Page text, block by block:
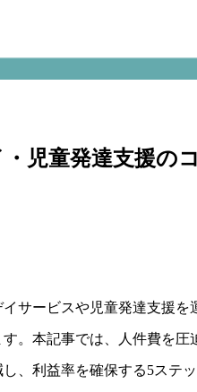
児童発達支援の
イサービスや児童発達支援
。本記事では、人件費を
、利益率を確保する5ステ